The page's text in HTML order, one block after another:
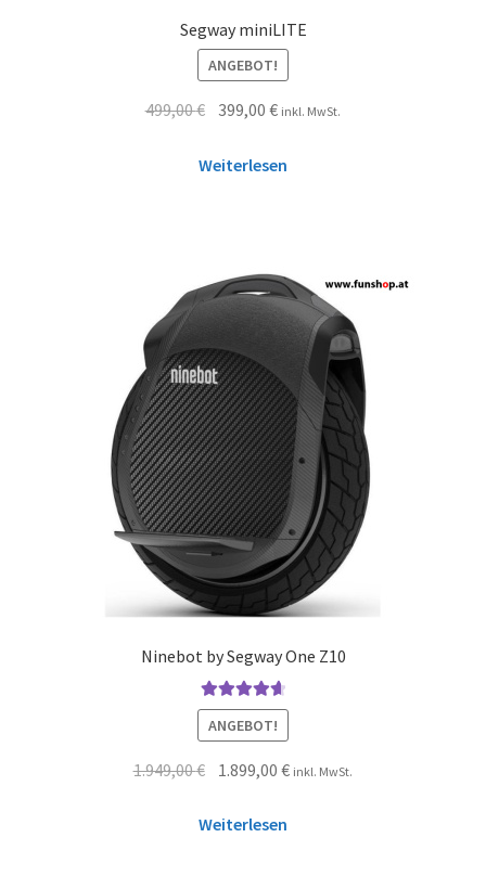
Segway miniLITE
ANGEBOT!
499,00€ 399,00€ inkl. MwSt.
Weiterlesen
Ninebot by Segway One Z10
Bewertet mit
4.75von 5
ANGEBOT!
1.949,00€ 1.899,00€ inkl. MwSt.
Weiterlesen